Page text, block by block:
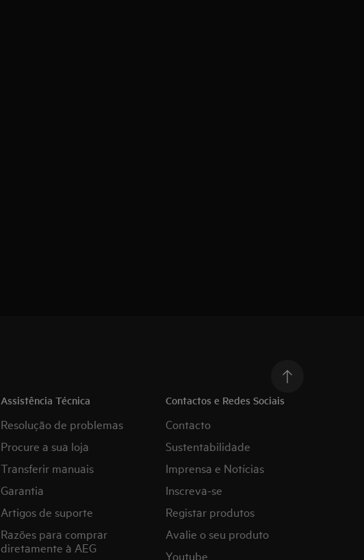
Assistência Técnica
Resolução de problemas
Procure a sua loja
Transferir manuais
Garantia
Artigos de suporte
Razões para comprar
diretamente à AEG
Contactos e Redes Sociais
Contacto
Sustentabilidade
Imprensa e Notícias
Inscreva-se
Registar produtos
Avalie o seu produto
Youtube